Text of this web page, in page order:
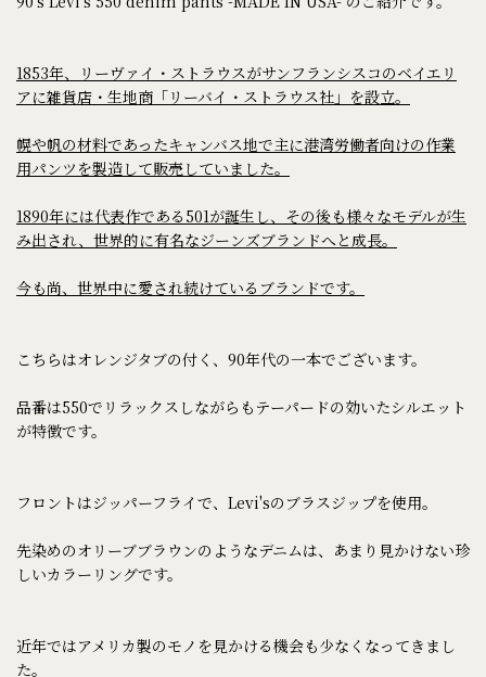
1853年、リーヴァイ・ストラウスがサンフランシスコのベイエリ
アに雑貨店・生地商「リーバイ・ストラウス社」を設立。
幌や帆の材料であったキャンバス地で主に港湾労働者向けの作業
用パンツを製造して販売していました。
1890年には代表作である501が誕生し、その後も様々なモデルが生
み出され、世界的に有名なジーンズブランドへと成長。
今も尚、世界中に愛され続けているブランドです。
こちらはオレンジタブの付く、90年代の一本でございます。
品番は550でリラックスしながらもテーパードの効いたシルエット
が特徴です。
フロントはジッパーフライで、Levi'sのブラスジップを使用。
先染めのオリーブブラウンのようなデニムは、あまり見かけない珍
しいカラーリングです。
近年ではアメリカ製のモノを見かける機会も少なくなってきまし
た。